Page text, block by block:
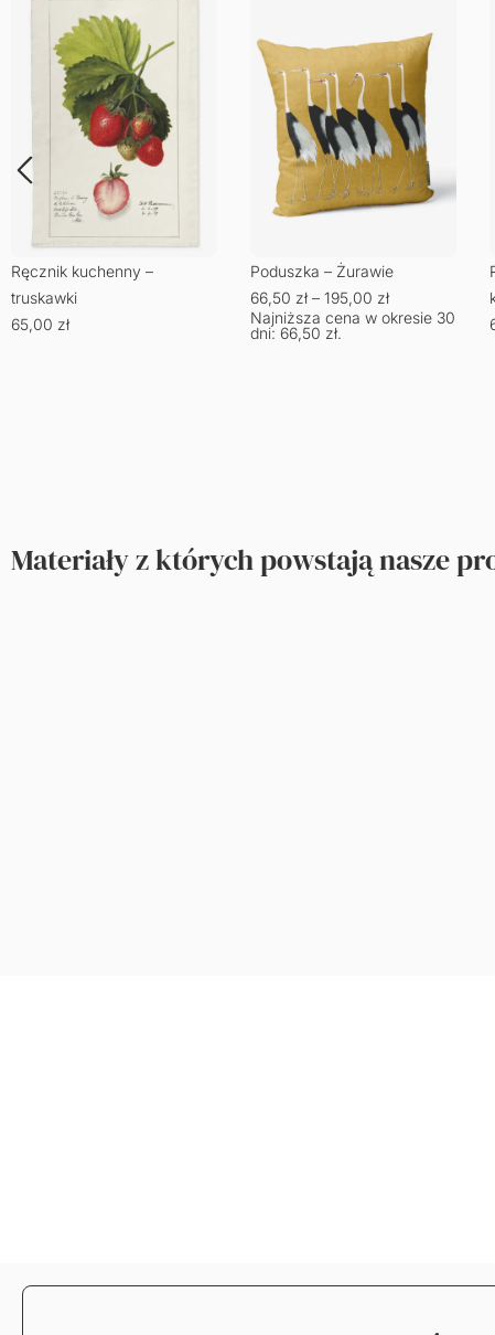
Ręcznik kuchenny –
truskawki
65,00 zł
Poduszka – Żurawie
66,50 zł – 195,00 zł
Najniższa cena w okresie 30
dni: 66,50 zł.
Materiały z których powstają nasze